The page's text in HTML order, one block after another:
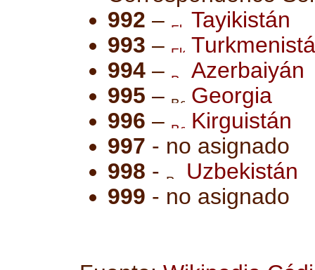
992 –
Tayikistán
993 –
994 –
Azerbaiyán
995 –
Georgia
996 –
Kirguistán
997 - no asignado
998 -
Uzbekistán
999 - no asignado